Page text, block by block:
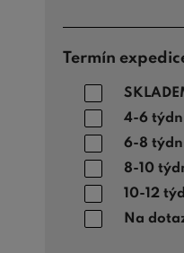
Termín
4-6
6-8
8-10
10-12
Na